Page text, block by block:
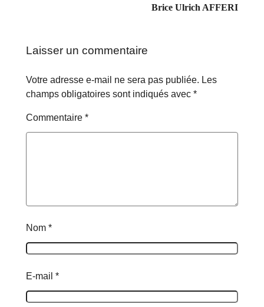
Brice Ulrich AFFERI
Laisser un commentaire
Votre adresse e-mail ne sera pas publiée. Les
champs obligatoires sont indiqués avec *
Commentaire *
Nom *
E-mail *